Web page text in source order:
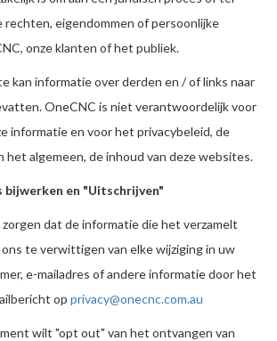
rechten, eigendommen of persoonlijke
onze klanten of het publiek.
kan informatie over derden en / of links naar
OneCNC is niet verantwoordelijk voor
informatie en voor het privacybeleid, de
het algemeen, de inhoud van deze websites.
bijwerken en "Uitschrijven"
dat de informatie die het verzamelt
te verwittigen van elke wijziging in uw
e-mailadres of andere informatie door het
op privacy@onecnc.com.au
wilt "opt out" van het ontvangen van